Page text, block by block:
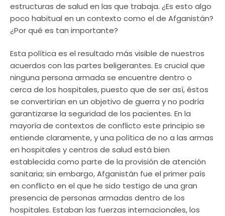
estructuras de salud en las que trabaja. ¿Es esto algo
poco habitual en un contexto como el de Afganistán?
¿Por qué es tan importante?
Esta política es el resultado más visible de nuestros
acuerdos con las partes beligerantes. Es crucial que
ninguna persona armada se encuentre dentro o
cerca de los hospitales, puesto que de ser así, éstos
se convertirían en un objetivo de guerra y no podría
garantizarse la seguridad de los pacientes. En la
mayoría de contextos de conflicto este principio se
entiende claramente, y una política de no a las armas
en hospitales y centros de salud está bien
establecida como parte de la provisión de atención
sanitaria; sin embargo, Afganistán fue el primer país
en conflicto en el que he sido testigo de una gran
presencia de personas armadas dentro de los
hospitales. Estaban las fuerzas internacionales, los